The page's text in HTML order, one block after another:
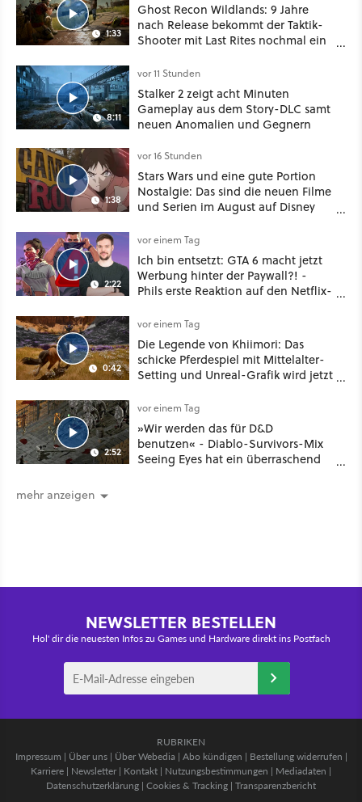
1:33
Ghost Recon Wildlands: 9 Jahre
nach Release bekommt der Taktik-
Shooter mit Last Rites nochmal ein
8:11
vor 11 Stunden
Stalker 2 zeigt acht Minuten
Gameplay aus dem Story-DLC samt
neuen Anomalien und Gegnern
1:38
vor 16 Stunden
Stars Wars und eine gute Portion
Nostalgie: Das sind die neuen Filme
und Serien im August auf Disney
2:22
vor einem Tag
Ich bin entsetzt: GTA 6 macht jetzt
Werbung hinter der Paywall?! -
Phils erste Reaktion auf den Netflix-
0:42
vor einem Tag
Die Legende von Khiimori: Das
schicke Pferdespiel mit Mittelalter-
Setting und Unreal-Grafik wird jetzt
2:52
vor einem Tag
»Wir werden das für D&D
benutzen« - Diablo-Survivors-Mix
Seeing Eyes hat ein überraschend
mehr anzeigen
NEWSLETTER BESTELLEN
Hol' dir die neuesten Infos zu Games und Hardware direkt ins Postfach
RUBRIKEN
Impressum | Über uns| Über Webedia | Abo kündigen | Bestellung widerrufen |
Karriere | Newsletter | Kontakt | Nutzungsbestimmungen | Mediadaten |
Datenschutzerklärung | Cookies & Tracking | Transparenzbericht